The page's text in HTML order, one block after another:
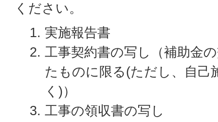
ください。
実施報告書
工事契約書の写し（補助金
たものに限る(ただし、自己
く)）
工事の領収書の写し